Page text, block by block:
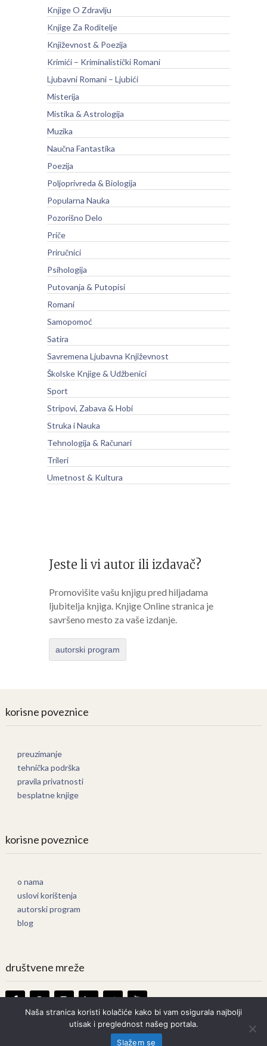
Knjige O Zdravlju
Knjige Za Roditelje
Književnost & Poezija
Krimići – Kriminalistički Romani
Ljubavni Romani – Ljubići
Misterija
Mistika & Astrologija
Muzika
Naučna Fantastika
Poezija
Poljoprivreda & Biologija
Popularna Nauka
Pozorišno Delo
Priče
Priručnici
Psihologija
Putovanja & Putopisi
Romani
Samopomoć
Satira
Savremena Ljubavna Književnost
Školske Knjige & Udžbenici
Sport
Stripovi, Zabava & Hobi
Struka i Nauka
Tehnologija & Računari
Trileri
Umetnost & Kultura
Jeste li vi autor ili izdavač?
Promovišite vašu knjigu pred hiljadama
ljubitelja knjiga. Knjige Online stranica je
savršeno mesto za vaše izdanje.
autorski program
korisne poveznice
preuzimanje
tehnička podrška
pravila privatnosti
besplatne knjige
korisne poveznice
o nama
uslovi korištenja
autorski program
blog
društvene mreže
Knjige OnlineCopyright © 2026.
Naša stranica koristi kolačiće kako bi vam osigurala najbolji
utisak i preglednost našeg portala.
Slažem se